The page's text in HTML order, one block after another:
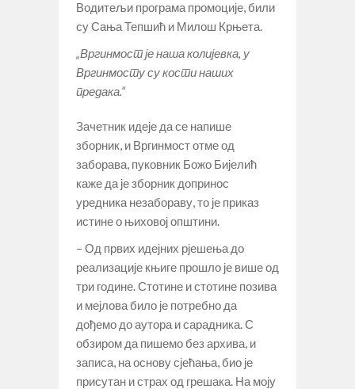
Водитељи програма промоције, били
су Сања Тепшић и Милош Крњета.
„Вргинмост је наша колијевка, у
Вргинмосту су кости наших
предака.“
Зачетник идеје да се напише
зборник, и Вргинмост отме од
заборава, пуковник Божо Бијелић
каже да је зборник допринос
уредника незабораву, то је приказ
истине о њиховој општини.
– Од првих идејних рјешења до
реализације књиге прошло је више од
три године. Стотине и стотине позива
и мејлова било је потребно да
дођемо до аутора и сарадника. С
обзиром да пишемо без архива, и
записа, на основу сјећања, био је
присутан и страх од грешака. На моју